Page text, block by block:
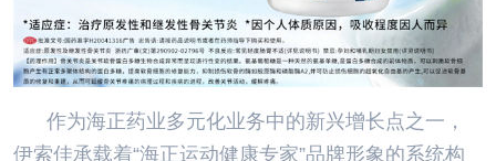
作为海正药业多元化业务中的新兴增长点之一，
伊索佳承载着“海正运动健康专家”品牌形象的系统构